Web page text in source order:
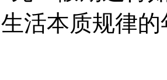
活本质规律